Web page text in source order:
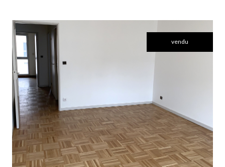
vendu